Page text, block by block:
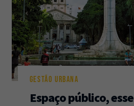
GESTÃO URBANA
Espaço público, esse